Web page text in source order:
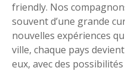
friendly. Nos
souvent d’une grande
nouvelles expériences
ville, chaque pays
eux, avec des